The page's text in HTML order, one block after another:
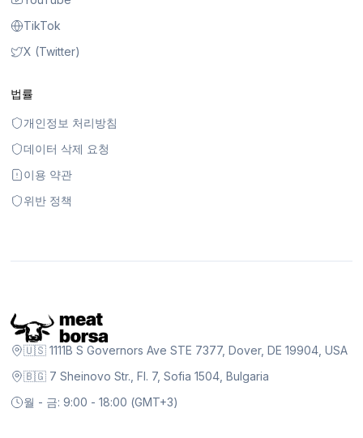
TikTok
X (Twitter)
법률
개인정보 처리방침
데이터 삭제 요청
이용 약관
위반 정책
🇺🇸 1111B S Governors Ave STE 7377, Dover, DE 19904, USA
🇧🇬 7 Sheinovo Str., Fl. 7, Sofia 1504, Bulgaria
월 - 금: 9:00 - 18:00 (GMT+3)